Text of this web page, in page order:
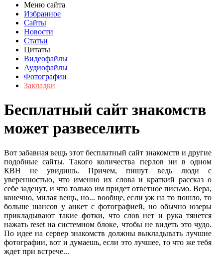
Меню сайта
Избранное
Сайты
Новости
Статьи
Цитаты
Видеофайлы
Аудиофайлы
Фотографии
Закладки
Бесплатный сайт знакомств
может развеселить
Вот забавная вещь этот бесплатный сайт знакомств и другие
подобные сайты. Такого количества перлов ни в одном
КВН не увидишь. Причем, пишут ведь люди с
уверенностью, что именно их слова и краткий рассказ о
себе заденут, и что только им придет ответное письмо. Вера,
конечно, милая вещь, но... вообще, если уж на то пошло, то
больше шансов у анкет с фотографией, но обычно юзеры
прикладывают такие фотки, что слов нет и рука тянется
нажать reset на системном блоке, чтобы не видеть это чудо.
По идее на сервер знакомств должны выкладывать лучшие
фотографии, вот и думаешь, если это лучшее, то что же тебя
ждет при встрече...